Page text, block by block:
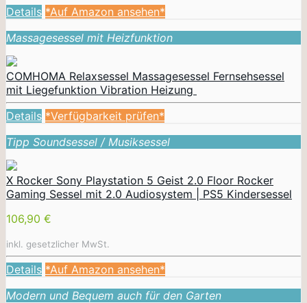
Details *Auf Amazon ansehen*
Massagesessel mit Heizfunktion
COMHOMA Relaxsessel Massagesessel Fernsehsessel
mit Liegefunktion Vibration Heizung
Details *Verfügbarkeit prüfen*
Tipp Soundsessel / Musiksessel
X Rocker Sony Playstation 5 Geist 2.0 Floor Rocker
Gaming Sessel mit 2.0 Audiosystem | PS5 Kindersessel
106,90 €
inkl. gesetzlicher MwSt.
Details *Auf Amazon ansehen*
Modern und Bequem auch für den Garten